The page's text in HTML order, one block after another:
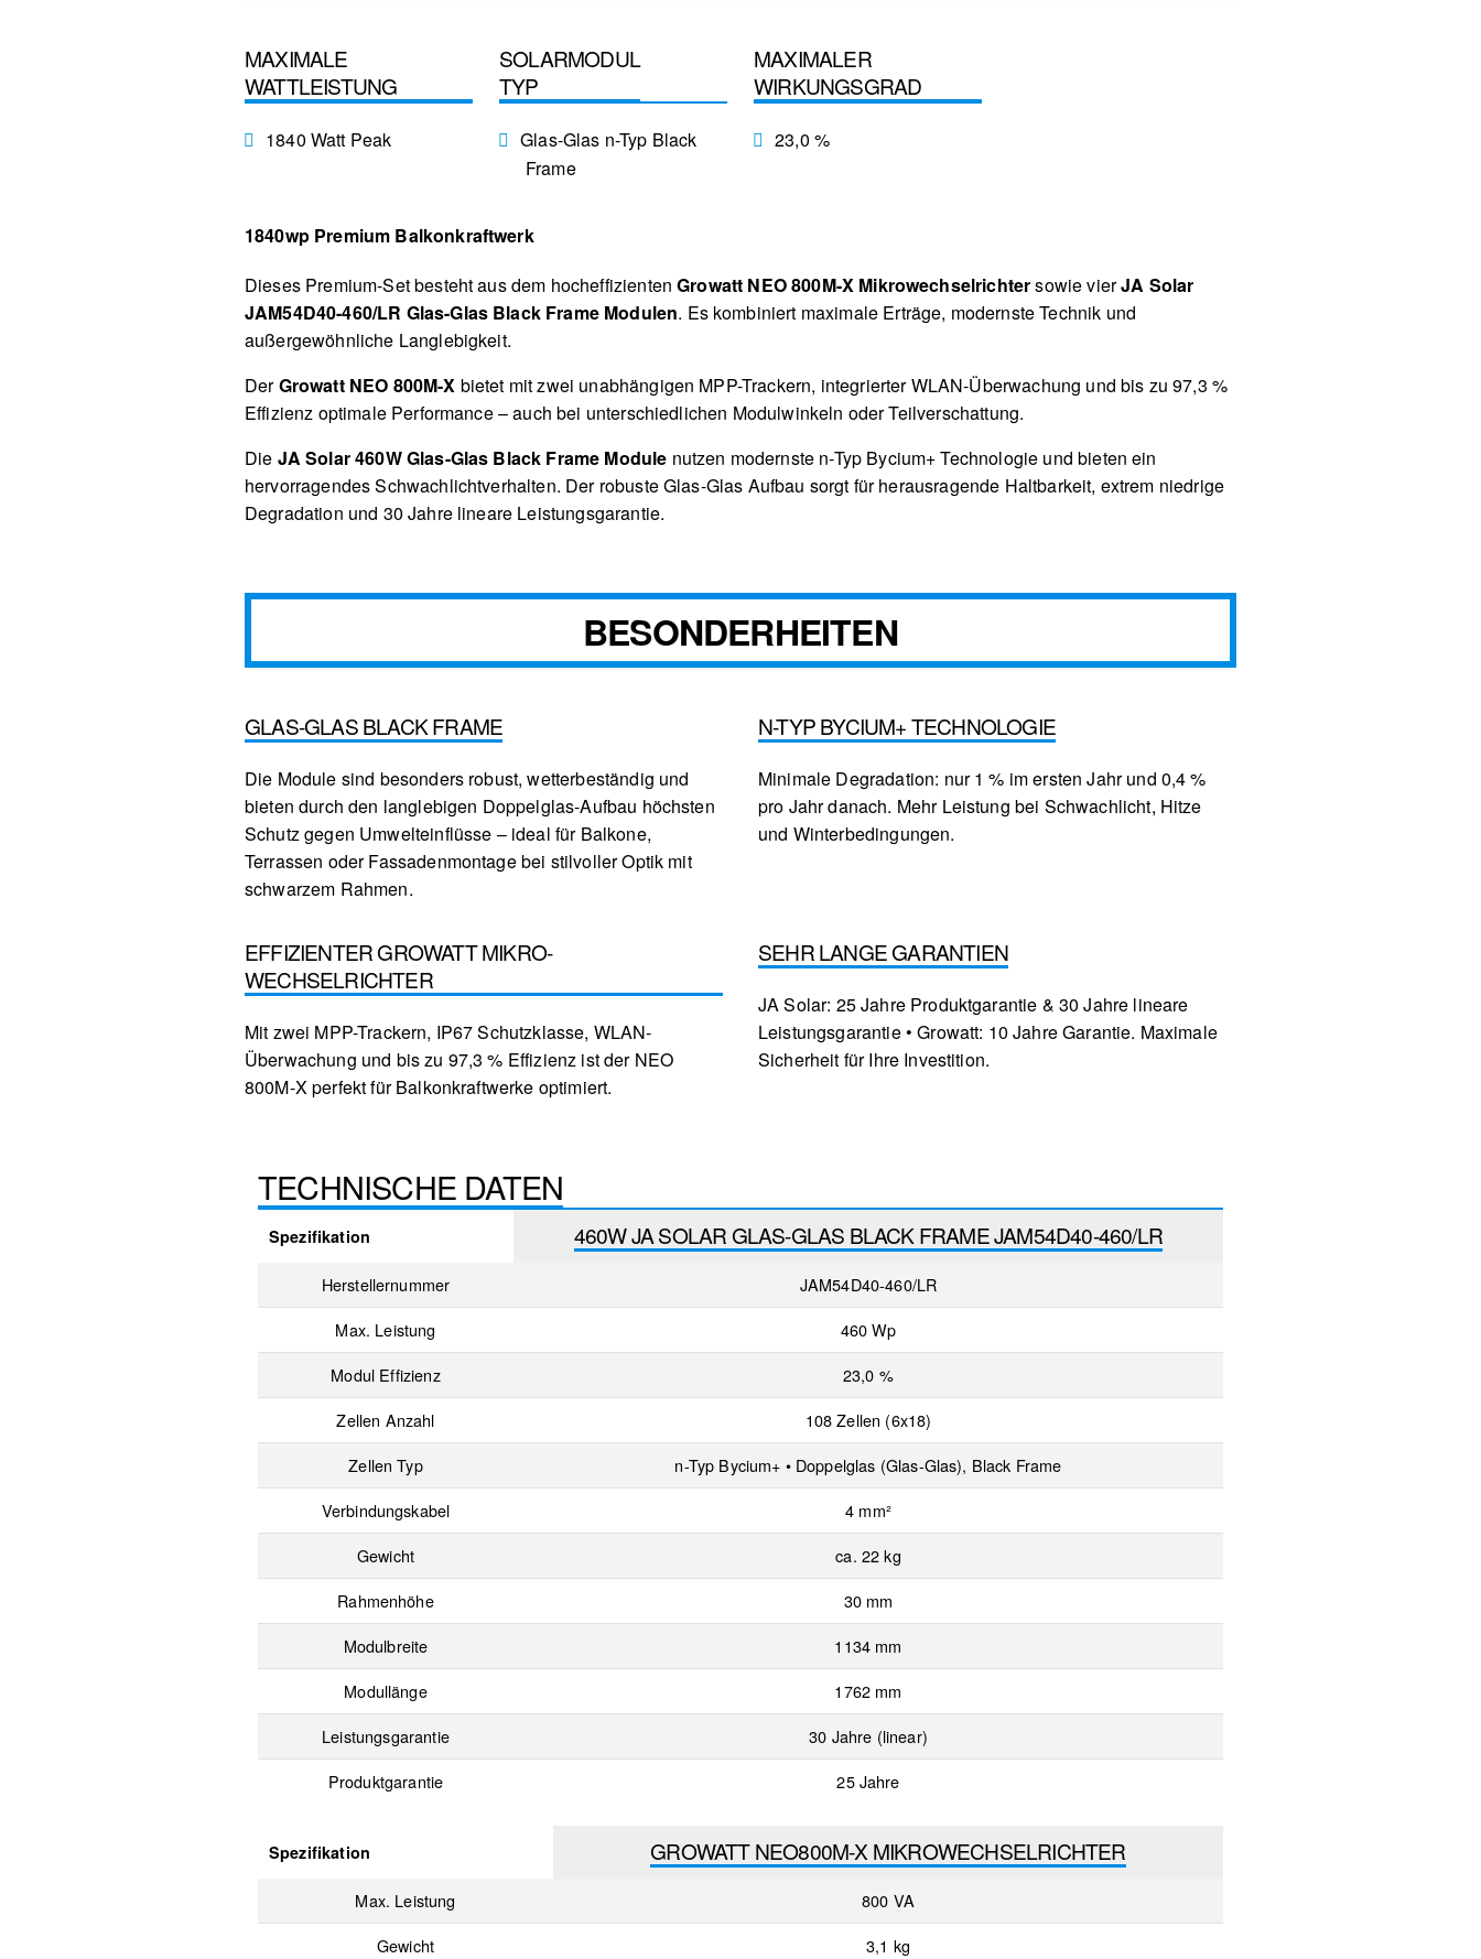
MAXIMALE
WATTLEISTUNG
1840 Watt Peak
SOLARMODUL
TYP
Glas-Glas n-Typ Black
Frame
MAXIMALER
WIRKUNGSGRAD
23,0 %
1840wp Premium Balkonkraftwerk
Dieses Premium-Set besteht aus dem hocheffizientenGrowatt NEO 800M-X Mikrowechselrichtersowie vierJA Solar
JAM54D40-460/LR Glas-Glas Black Frame Modulen. Es kombiniert maximale Erträge, modernste Technik und
außergewöhnliche Langlebigkeit.
DerGrowatt NEO 800M-X bietet mit zwei unabhängigen MPP-Trackern, integrierter WLAN-Überwachung und bis zu 97,3 %
Effizienz optimale Performance – auch bei unterschiedlichen Modulwinkeln oder Teilverschattung.
Die JA Solar 460W Glas-Glas Black Frame Module nutzen modernste n-Typ Bycium+ Technologie und bieten ein
hervorragendes Schwachlichtverhalten. Der robuste Glas-Glas Aufbau sorgt für herausragende Haltbarkeit, extrem niedrige
Degradation und 30 Jahre lineare Leistungsgarantie.
BESONDERHEITEN
GLAS-GLAS BLACK FRAME
Die Module sind besonders robust, wetterbeständig und
bieten durch den langlebigen Doppelglas-Aufbau höchsten
Schutz gegen Umwelteinflüsse – ideal für Balkone,
Terrassen oder Fassadenmontage bei stilvoller Optik mit
schwarzem Rahmen.
N-TYP BYCIUM+ TECHNOLOGIE
Minimale Degradation: nur 1 % im ersten Jahr und 0,4 %
pro Jahr danach. Mehr Leistung bei Schwachlicht, Hitze
und Winterbedingungen.
EFFIZIENTER GROWATT MIKRO-
WECHSELRICHTER
Mit zwei MPP-Trackern, IP67 Schutzklasse, WLAN-
Überwachung und bis zu 97,3 % Effizienz ist der NEO
800M-X perfekt für Balkonkraftwerke optimiert.
SEHR LANGE GARANTIEN
JA Solar: 25 Jahre Produktgarantie & 30 Jahre lineare
Leistungsgarantie • Growatt: 10 Jahre Garantie. Maximale
Sicherheit für Ihre Investition.
TECHNISCHE DATEN
Spezifikation 460W JA SOLAR GLAS-GLAS BLACK FRAME JAM54D40-460/LR
Herstellernummer
JAM54D40-460/LR
Max. Leistung
460 Wp
Modul Effizienz
23,0 %
Zellen Anzahl
108 Zellen (6x18)
Zellen Typ
n-Typ Bycium+ • Doppelglas (Glas-Glas), Black Frame
Verbindungskabel
4 mm²
Gewicht
ca. 22 kg
Rahmenhöhe
30 mm
Modulbreite
1134 mm
Modullänge
1762 mm
Leistungsgarantie
30 Jahre (linear)
Produktgarantie
25 Jahre
Spezifikation GROWATT NEO800M-X MIKROWECHSELRICHTER
Max. Leistung
800 VA
Gewicht
3,1 kg